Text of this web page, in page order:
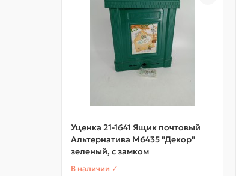
Уценка 21-1641 Ящик почтовый
Альтернатива М6435 "Декор"
зеленый, с замком
В наличии ✓